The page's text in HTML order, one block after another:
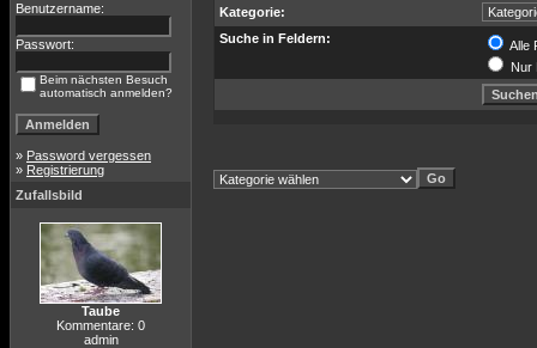
Benutzername:
Passwort:
Beim nächsten Besuch
automatisch anmelden?
» Password vergessen
» Registrierung
Zufallsbild
Taube
Kommentare: 0
admin
Kategorie:
Suche in Feldern:
Alle
Nur